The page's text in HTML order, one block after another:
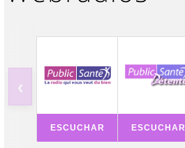
‹
ESCUCHAR ESCUCHAR